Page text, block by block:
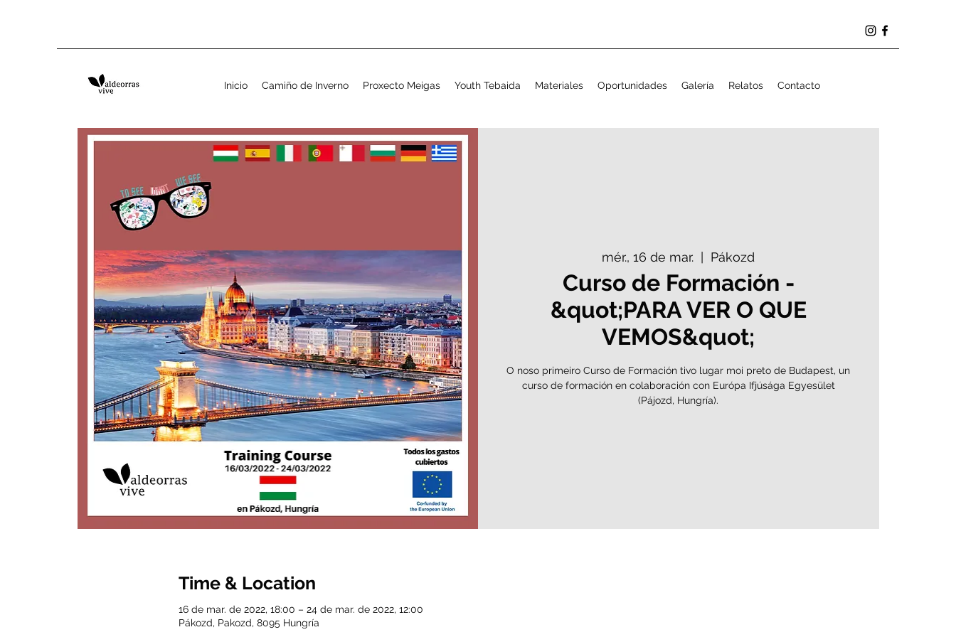
Inicio Camiño de Inverno Proxecto Meigas Youth Tebaida Materiales Oportunidades Galería Relatos Contacto
mér., 16 de mar. Pákozd
Curso de Formación -
&quot;PARA VER O QUE
VEMOS&quot;
O noso primeiro Curso de Formación tivo lugar moi preto de Budapest, un
curso de formación en colaboración con Európa Ifjúsága Egyesület
(Pájozd, Hungría).
Time & Location
16 de mar. de 2022, 18:00 – 24 de mar. de 2022, 12:00
Pákozd, Pakozd, 8095 Hungría